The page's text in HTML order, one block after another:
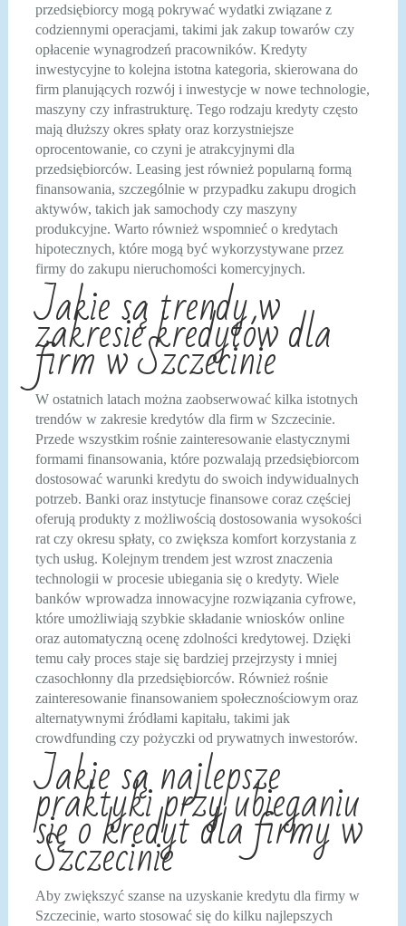
przedsiębiorcy mogą pokrywać wydatki związane z
codziennymi operacjami, takimi jak zakup towarów czy
opłacenie wynagrodzeń pracowników. Kredyty
inwestycyjne to kolejna istotna kategoria, skierowana do
firm planujących rozwój i inwestycje w nowe technologie,
maszyny czy infrastrukturę. Tego rodzaju kredyty często
mają dłuższy okres spłaty oraz korzystniejsze
oprocentowanie, co czyni je atrakcyjnymi dla
przedsiębiorców. Leasing jest również popularną formą
finansowania, szczególnie w przypadku zakupu drogich
aktywów, takich jak samochody czy maszyny
produkcyjne. Warto również wspomnieć o kredytach
hipotecznych, które mogą być wykorzystywane przez
firmy do zakupu nieruchomości komercyjnych.
Jakie są trendy w
zakresie kredytów dla
firm w Szczecinie
W ostatnich latach można zaobserwować kilka istotnych
trendów w zakresie kredytów dla firm w Szczecinie.
Przede wszystkim rośnie zainteresowanie elastycznymi
formami finansowania, które pozwalają przedsiębiorcom
dostosować warunki kredytu do swoich indywidualnych
potrzeb. Banki oraz instytucje finansowe coraz częściej
oferują produkty z możliwością dostosowania wysokości
rat czy okresu spłaty, co zwiększa komfort korzystania z
tych usług. Kolejnym trendem jest wzrost znaczenia
technologii w procesie ubiegania się o kredyty. Wiele
banków wprowadza innowacyjne rozwiązania cyfrowe,
które umożliwiają szybkie składanie wniosków online
oraz automatyczną ocenę zdolności kredytowej. Dzięki
temu cały proces staje się bardziej przejrzysty i mniej
czasochłonny dla przedsiębiorców. Również rośnie
zainteresowanie finansowaniem społecznościowym oraz
alternatywnymi źródłami kapitału, takimi jak
crowdfunding czy pożyczki od prywatnych inwestorów.
Jakie są najlepsze
praktyki przy ubieganiu
się o kredyt dla firmy w
Szczecinie
Aby zwiększyć szanse na uzyskanie kredytu dla firmy w
Szczecinie, warto stosować się do kilku najlepszych